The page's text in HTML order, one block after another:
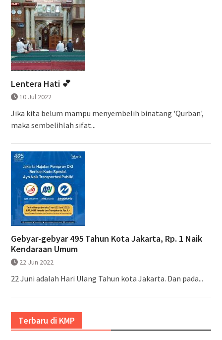
Lentera Hati 💕
10 Jul 2022
Jika kita belum mampu menyembelih binatang 'Qurban',
maka sembelihlah sifat...
Gebyar-gebyar 495 Tahun Kota Jakarta, Rp. 1 Naik
Kendaraan Umum
22 Jun 2022
22 Juni adalah Hari Ulang Tahun kota Jakarta. Dan pada...
Terbaru di KMP